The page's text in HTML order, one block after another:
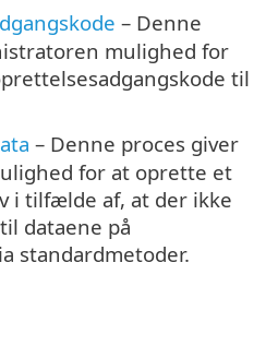
– Denne
mulighed for
til
– Denne proces giver
for at oprette et
i tilfælde af, at der ikke
dataene på
standardmetoder.